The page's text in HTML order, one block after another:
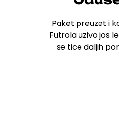
Paket preuzet i
Futrola uzivo jos
se tice daljih